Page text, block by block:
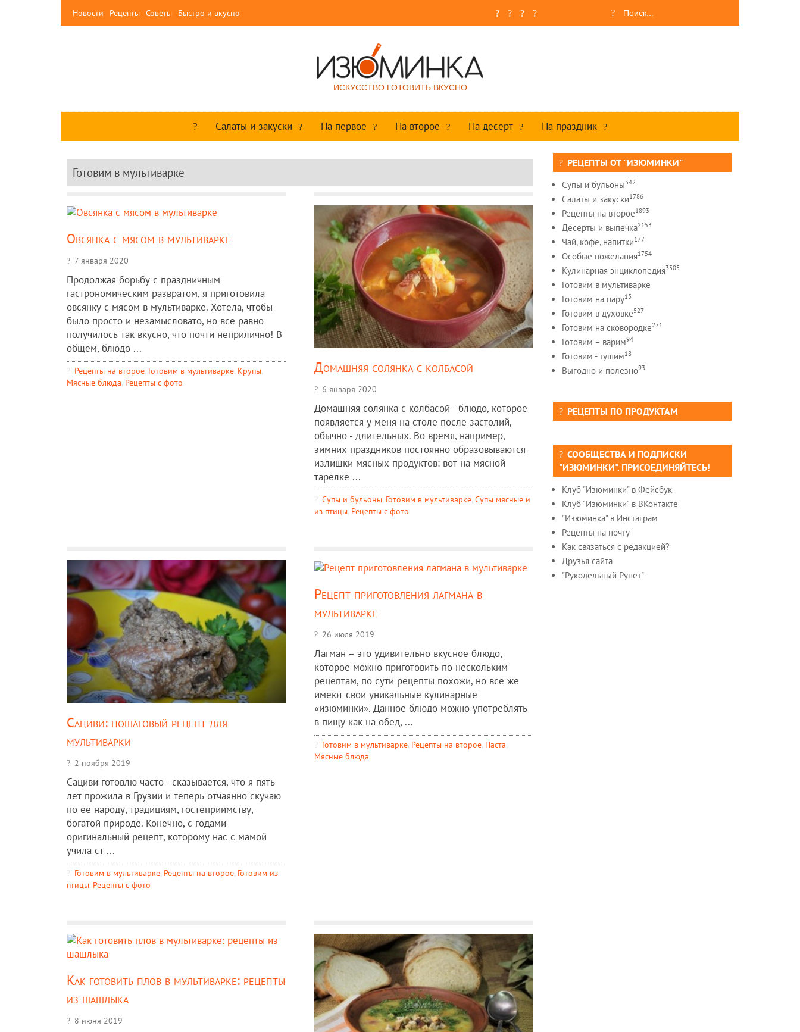
Новости Рецепты Советы Быстро и вкусно
ИСКУССТВО ГОТОВИТЬ ВКУСНО
Салаты и закуски На первое На второе На десерт На праздник
Готовим в мультиварке
Овсянка с мясом в мультиварке
7 января 2020
Продолжая борьбу с праздничным
гастрономическим развратом, я приготовила
овсянку с мясом в мультиварке. Хотела, чтобы
было просто и незамысловато, но все равно
получилось так вкусно, что почти неприлично! В
общем, блюдо ...
Рецепты на второе, Готовим в мультиварке, Крупы,
Мясные блюда, Рецепты c фото
Домашняя солянка с колбасой
6 января 2020
Домашняя солянка с колбасой - блюдо, которое
появляется у меня на столе после застолий,
обычно - длительных. Во время, например,
зимних праздников постоянно образовываются
излишки мясных продуктов: вот на мясной
тарелке ...
Супы и бульоны, Готовим в мультиварке, Супы мясные и
из птицы, Рецепты c фото
Сациви: пошаговый рецепт для
мультиварки
2 ноября 2019
Сациви готовлю часто - сказывается, что я пять
лет прожила в Грузии и теперь отчаянно скучаю
по ее народу, традициям, гостеприимству,
богатой природе. Конечно, с годами
оригинальный рецепт, которому нас с мамой
учила ст ...
Готовим в мультиварке, Рецепты на второе, Готовим из
птицы, Рецепты c фото
Рецепт приготовления лагмана в
мультиварке
26 июля 2019
Лагман – это удивительно вкусное блюдо,
которое можно приготовить по нескольким
рецептам, по сути рецепты похожи, но все же
имеют свои уникальные кулинарные
«изюминки». Данное блюдо можно употреблять
в пищу как на обед, ...
Готовим в мультиварке, Рецепты на второе, Паста,
Мясные блюда
Как готовить плов в мультиварке: рецепты
из шашлыка
8 июня 2019
РЕЦЕПТЫ ОТ "ИЗЮМИНКИ"
Супы и бульоны342
Салаты и закуски1786
Рецепты на второе1893
Десерты и выпечка2153
Чай, кофе, напитки177
Особые пожелания1754
Кулинарная энциклопедия3505
Готовим в мультиварке
Готовим на пару13
Готовим в духовке527
Готовим на сковородке271
Готовим – варим94
Готовим - тушим18
Выгодно и полезно93
РЕЦЕПТЫ ПО ПРОДУКТАМ
СООБЩЕСТВА И ПОДПИСКИ
"ИЗЮМИНКИ". ПРИСОЕДИНЯЙТЕСЬ!
Клуб "Изюминки" в Фейсбук
Клуб "Изюминки" в ВКонтакте
"Изюминка" в Инстаграм
Рецепты на почту
Как связаться с редакцией?
Друзья сайта
"Рукодельный Рунет"